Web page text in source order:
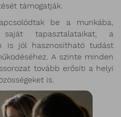
támogatják.
be a munkába,
tapasztalataikat, a
is jól hasznosítható tudást
A szinte minden
tovább erősíti a helyi
is.